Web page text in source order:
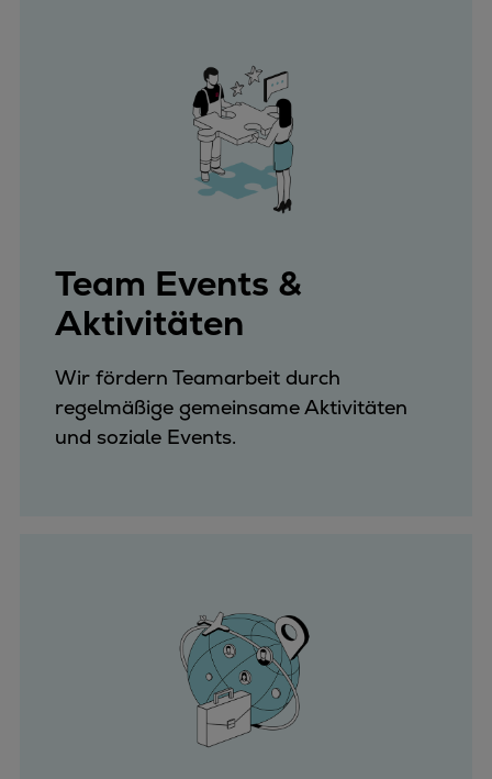
Team Events &
Aktivitäten
Wir fördern Teamarbeit durch
regelmäßige gemeinsame Aktivitäten
und soziale Events.